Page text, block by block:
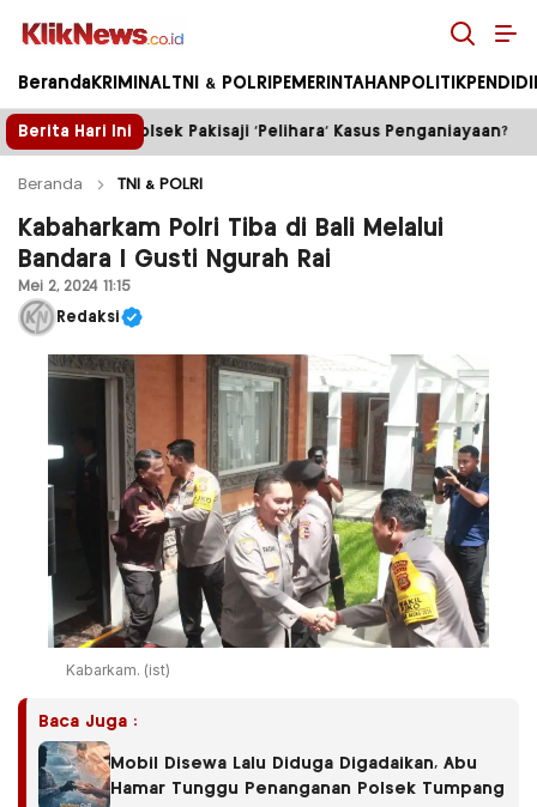
Kliknews.co.id
Beranda KRIMINAL TNI & POLRI PEMERINTAHAN POLITIK
Berita Hari IniKasus Penganiayaan? Truk Tambang
Beranda TNI & POLRI
Kabaharkam Polri Tiba di Bali Melalui
Bandara I Gusti Ngurah Rai
Mei 2, 2024 11:15
Redaksi
Kabarkam. (ist)
Baca Juga :
Mobil Disewa Lalu Diduga Digadaikan, Abu
Hamar Tunggu Penanganan Polsek Tumpang